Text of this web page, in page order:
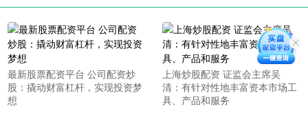
最新股票配资平台 公司配资炒
股：撬动财富杠杆，实现投资梦
想
上海炒股配资 证监会主席吴
清：有针对性地丰富资本市场工
具、产品和服务